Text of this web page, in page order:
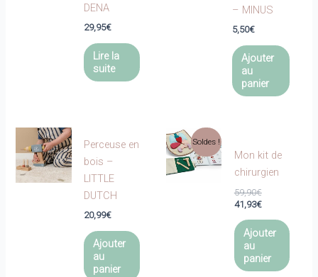
DENA
29,95€
Lire la
suite
– MINUS
5,50€
Ajouter
au
panier
Perceuse en
bois –
LITTLE
DUTCH
20,99€
Ajouter
au
panier
Soldes !
Mon kit de
chirurgien
59,90€Le
prix
était :
59,90€.
41,93€Le
actuel
est :
41,93€.
Ajouter
au
panier